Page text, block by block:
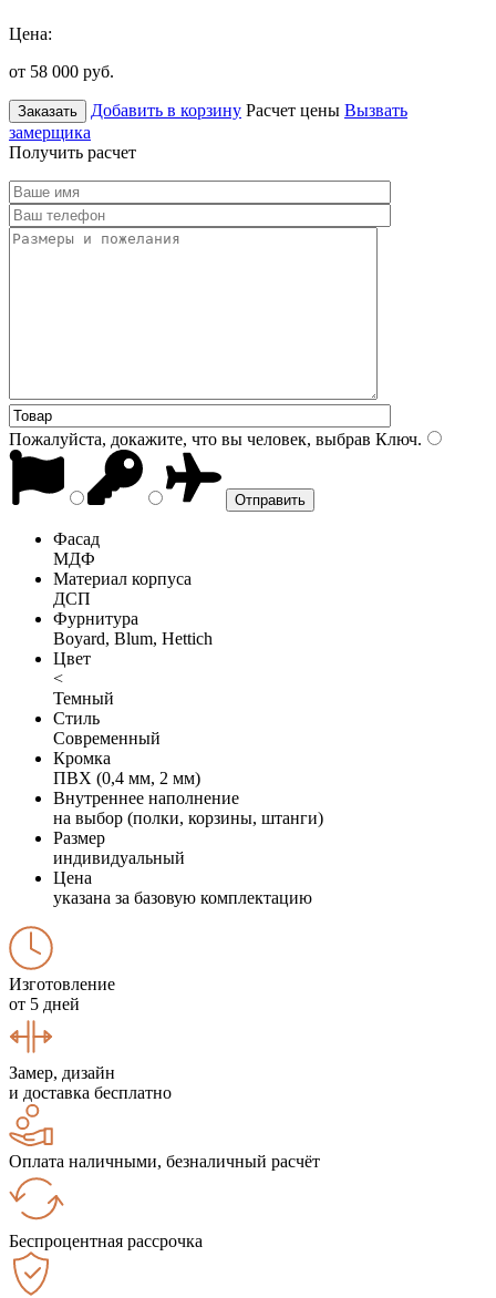
Цена:
от 58 000 руб.
Заказать Добавить в корзину Расчет цены Вызвать
замерщика
Получить расчет
Пожалуйста, докажите, что вы человек, выбрав Ключ.
Фасад
МДФ
Материал корпуса
ДСП
Фурнитура
Boyard, Blum, Hettich
Цвет
<
Темный
Стиль
Современный
Кромка
ПВХ (0,4 мм, 2 мм)
Внутреннее наполнение
на выбор (полки, корзины, штанги)
Размер
индивидуальный
Цена
указана за базовую комплектацию
Изготовление
от 5 дней
Замер, дизайн
и доставка бесплатно
Оплата наличными, безналичный расчёт
Беспроцентная рассрочка